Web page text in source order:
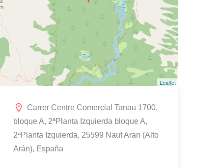
Leaflet
Carrer Centre Comercial Tanau 1700,
bloque A, 2ªPlanta Izquierda bloque A,
2ªPlanta Izquierda, 25599 Naut Aran (Alto
Arán), España